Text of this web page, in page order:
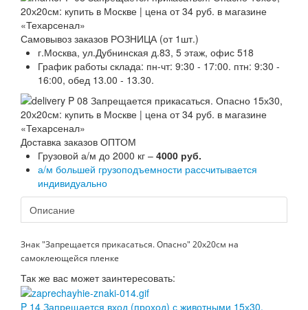
Самовывоз заказов РОЗНИЦА (от 1шт.)
г.Москва, ул.Дубнинская д.83, 5 этаж, офис 518
График работы склада: пн-чт: 9:30 - 17:00. птн: 9:30 -
16:00, обед 13.00 - 13.30.
Доставка заказов ОПТОМ
Грузовой а/м до 2000 кг – 4000 руб.
а/м большей грузоподъемности рассчитывается
индивидуально
Описание
Знак "Запрещается прикасаться. Опасно" 20х20см на
самоклеющейся пленке
Так же вас может заинтересовать:
P 14 Запрещается вход (проход) с животными 15х30,